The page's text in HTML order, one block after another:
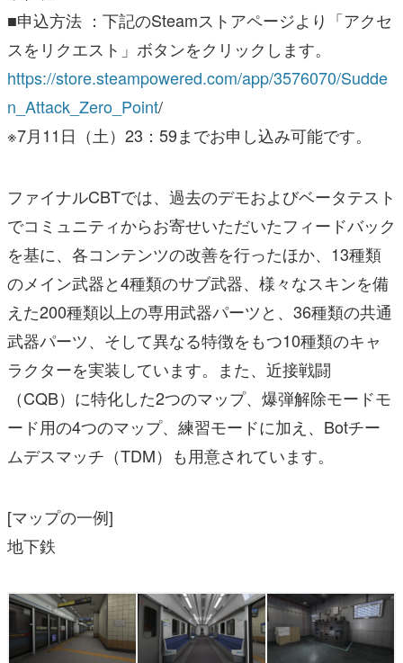
■申込方法 ：下記のSteamストアページより「アクセ
スをリクエスト」ボタンをクリックします。
https://store.steampowered.com/app/3576070/Sudde
n_Attack_Zero_Point/
※7月11日（土）23：59までお申し込み可能です。
ファイナルCBTでは、過去のデモおよびベータテスト
でコミュニティからお寄せいただいたフィードバック
を基に、各コンテンツの改善を行ったほか、13種類
のメイン武器と4種類のサブ武器、様々なスキンを備
えた200種類以上の専用武器パーツと、36種類の共通
武器パーツ、そして異なる特徴をもつ10種類のキャ
ラクターを実装しています。また、近接戦闘
（CQB）に特化した2つのマップ、爆弾解除モードモ
ード用の4つのマップ、練習モードに加え、Botチー
ムデスマッチ（TDM）も用意されています。
[マップの一例]
地下鉄